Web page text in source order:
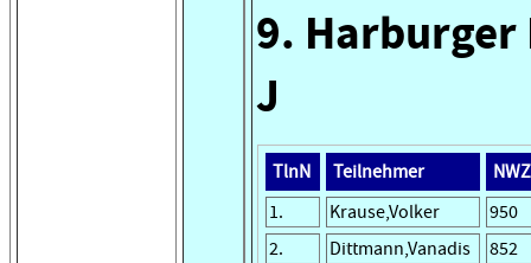
9.
J
TlnN Teilnehmer
NWZ
1.
Krause,Volker
950
2.
Dittmann,Vanadis
852